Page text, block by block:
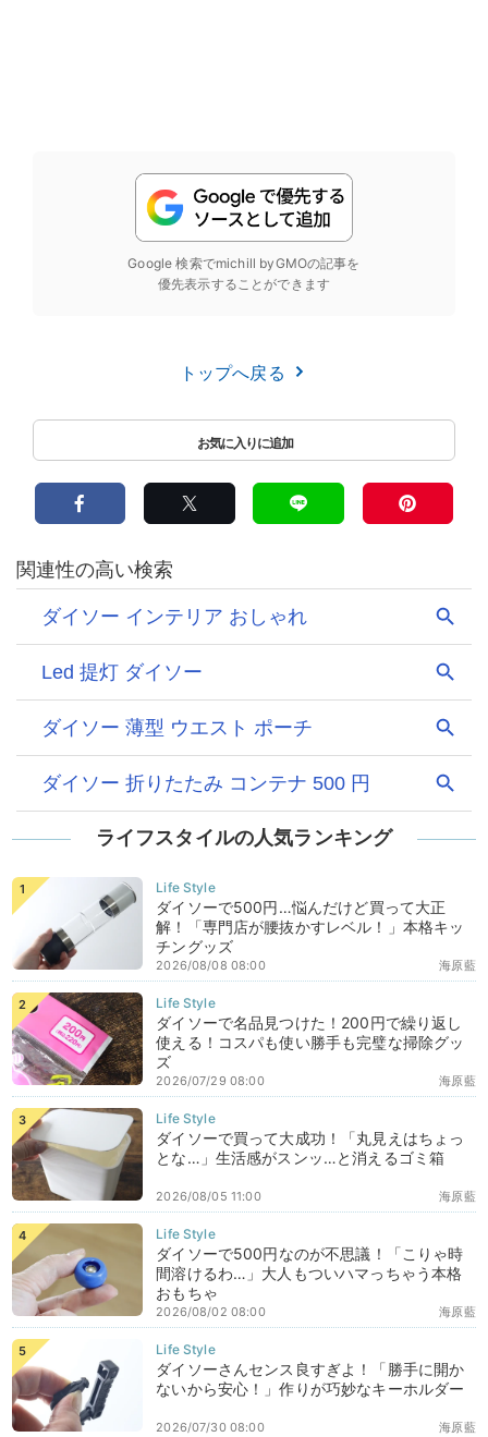
Google 検索でmichill byGMOの記事を
優先表示することができます
トップへ戻る
ライフスタイルの人気ランキング
ダイソーで500円…悩んだけど買って大正
解！「専門店が腰抜かすレベル！」本格キッ
チングッズ
海原藍
2026/08/08 08:00
ダイソーで名品見つけた！200円で繰り返し
使える！コスパも使い勝手も完璧な掃除グッ
ズ
海原藍
2026/07/29 08:00
ダイソーで買って大成功！「丸見えはちょっ
とな…」生活感がスンッ…と消えるゴミ箱
海原藍
2026/08/05 11:00
ダイソーで500円なのが不思議！「こりゃ時
間溶けるわ…」大人もついハマっちゃう本格
おもちゃ
海原藍
2026/08/02 08:00
ダイソーさんセンス良すぎよ！「勝手に開か
ないから安心！」作りが巧妙なキーホルダー
海原藍
2026/07/30 08:00